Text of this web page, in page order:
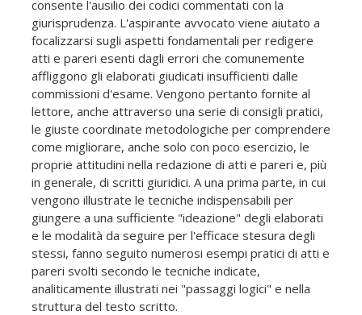
consente l'ausilio dei codici commentati con la
giurisprudenza. L'aspirante avvocato viene aiutato a
focalizzarsi sugli aspetti fondamentali per redigere
atti e pareri esenti dagli errori che comunemente
affliggono gli elaborati giudicati insufficienti dalle
commissioni d'esame. Vengono pertanto fornite al
lettore, anche attraverso una serie di consigli pratici,
le giuste coordinate metodologiche per comprendere
come migliorare, anche solo con poco esercizio, le
proprie attitudini nella redazione di atti e pareri e, più
in generale, di scritti giuridici. A una prima parte, in cui
vengono illustrate le tecniche indispensabili per
giungere a una sufficiente "ideazione" degli elaborati
e le modalità da seguire per l'efficace stesura degli
stessi, fanno seguito numerosi esempi pratici di atti e
pareri svolti secondo le tecniche indicate,
analiticamente illustrati nei "passaggi logici" e nella
struttura del testo scritto.